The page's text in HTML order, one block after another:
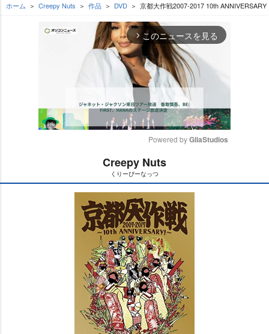
ホーム Creepy Nuts 作品 DVD 京都大作戦2007-2017 10th
arrow_forward_ios このニュースを見る
t
Powered by GliaStudios
Creepy Nuts
くりーぴーなっつ